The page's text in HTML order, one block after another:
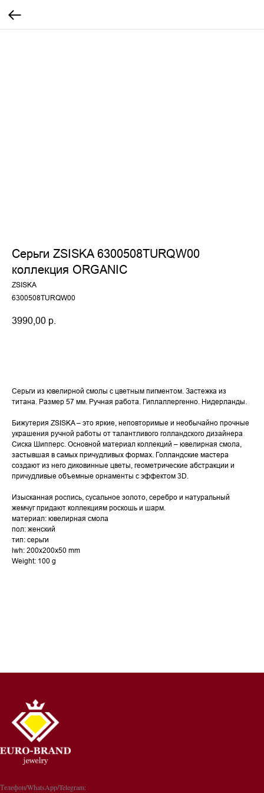
Серьги ZSISKA 6300508TURQW00
коллекция ORGANIC
ZSISKA
6300508TURQW00
3990,00 р.
Серьги из ювелирной смолы с цветным пигментом. Застежка из
титана. Размер 57 мм. Ручная работа. Гиплаллергенно. Нидерланды.
Бижутерия ZSISKA – это яркие, неповторимые и необычайно прочные
украшения ручной работы от талантливого голландского дизайнера
Сиска Шипперс. Основной материал коллекций – ювелирная смола,
застывшая в самых причудливых формах. Голландские мастера
создают из него диковинные цветы, геометрические абстракции и
причудливые объемные орнаменты с эффектом 3D.
Изысканная роспись, сусальное золото, серебро и натуральный
жемчуг придают коллекциям роскошь и шарм.
материал: ювелирная смола
пол: женский
тип: серьги
lwh: 200x200x50 mm
Weight: 100 g
Телефон/WhatsApp/Telegram: